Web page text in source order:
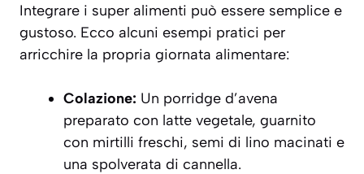
Integrare i super alimenti può essere semplice e
gustoso. Ecco alcuni esempi pratici per
arricchire la propria giornata alimentare:
Colazione: Un porridge d’avena
preparato con latte vegetale, guarnito
con mirtilli freschi, semi di lino macinati e
una spolverata di cannella.